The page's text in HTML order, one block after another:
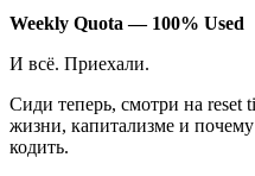
Weekly Quota — 100% Used
И всё. Приехали.
Сиди теперь, смотри на
жизни, капитализме и
кодить.